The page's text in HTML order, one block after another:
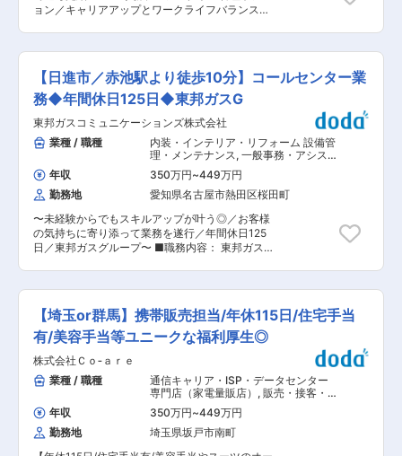
■入社後： ・ドコモの教育研修を受講していただ
きます。また、先輩社員もしっかりとサポートい
日に対応するお客様数は5組程度です。その為、
残業時間は過去に比べて大幅に削減されておりま
す。 ・休憩時間75分（昼休憩60分＋午後休憩15
分）も確実に取得できております。 ・シフトの希
望休も可能な限り反映しており、土日祝の希望休
も取得可能です。（閑散期や繁忙期に応じて調
整） ・商品やサービスの契約実績などの貢献度に
応じたインセンティブ制度もあります。dポイン
トでの大幅還元など、ドコモ・dカードユーザー
には嬉しい支給方法もあります。 変更の範囲：会
社の定める業務
ョン／キャリアアップとワークライフバランスの
に加え本ポジションについては一時的に以下日程
でも選考を行います。 平日夜間：7/29（水）〜
8/7（金）までの8日間、18:00/19:00/20:00枠 土
曜日：8/1（土）10:00/11:00/12:00/13:00枠 ■具
体的な仕事内容： お客様先の事務プロジェクトに
ついて、スーパーバイザーとして以下業務をお任
せいたします。 ・業務運営 ・KPI管理・オペレー
ション ・収支管理・採用計画 ・報告書・マニュ
アル等各種ツール作成 ・クライアント折衝 ・ス
タッフ教育・労務管理 等 ■ポジションの魅力ポ
イント： ・【正社員雇用】総合人材サービス企業
アデコグループの日本法人にて正社員として安定
した土台のもとキャリア形成することが可能 ・
【高年収】給与アップのチャンスが豊富 ・【ワー
クライフバランス】基本的に9~17時30分勤務で
土日休み ・【キャリアパス充実】アシスタント
リア】スタッフコーディネーター、DX推進担
当、SVの採用担当や教育担当など幅広く活躍可能
・【研修体制充実】1年目から移動を推進してく
れる企業文化 ■キャリアパス： リーダーSV、シ
ニアSVなどとキャリアアップが可能です。他にも
スタッフコーディネーター、DX推進担当、SVの
採用担当や教育担当など、縦にも横にもキャリア
を拡げることができます！ ■企業魅力 ☆当社は
世界規模での総合人材サービス企業アデコグルー
プの日本法人であり、グローバルリーダーとして
【日進市／赤池駅より徒歩10分】コールセンター業
務◆年間休日125日◆東邦ガスG
東邦ガスコミュニケーションズ株式会社
業種 / 職種
内装・インテリア・リフォーム 設備管
理・メンテナンス, 一般事務・アシスタ
ント カスタマーサポート・ユーザーサ
ポート・オペレータ
年収 350万円~449万円
勤務地
愛知県名古屋市熱田区桜田町
〜未経験からでもスキルアップが叶う◎／お客様
の気持ちに寄り添って業務を遂行／年間休日125
日／東邦ガスグループ〜 ■職務内容： 東邦ガス
お任せします。お客さまの悩みを正しく理解し、
適切な返答をすることによって、お客さまの不安
を取り除くのが一番大切な業務です。 ■業務詳
細： 料金や修理、工事に関するさまざまなお問い
合わせの対応業務 ＜一日の流れ（一例）＞ 9：
00…朝礼・電話対応スタート 10：50…午前休憩
（10分） 12：00…昼食 15：00…午後休憩（20
分） 17：40…退社 ■スキルアップが叶う環境：
未経験からでも電話応対のスキルを身につけられ
る環境が整っています。 希望する社員に対して、
電話応対コンクールへ出場するための練習時間を
設けるなどの支援を行っており、多くのスタッフ
【埼玉or群馬】携帯販売担当/年休115日/住宅手当
有/美容手当等ユニークな福利厚生◎
株式会社Ｃｏ‐ａｒｅ
業種 / 職種
通信キャリア・ISP・データセンター
専門店（家電量販店） , 販売・接客・売
り場担当 カスタマーサポート・ユーザ
ーサポート・オペレータ
年収 350万円~449万円
勤務地
埼玉県坂戸市南町